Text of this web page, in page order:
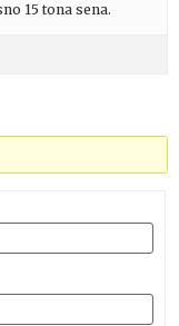
15 tona sena.